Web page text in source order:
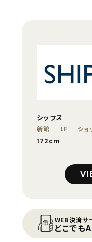
シップス
新館 1F
ショ
172cm
WEB決済サ
どこでも